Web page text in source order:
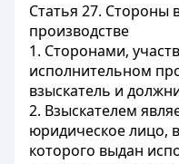
Статья 27. Стороны
производстве
1. Сторонами,
исполнительном
взыскатель и
2. Взыскателем
юридическое лицо,
которого выдан